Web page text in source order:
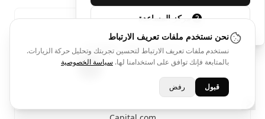
مركز المساعدة
نحن نستخدم ملفات تعريف الارتباط
نستخدم ملفات تعريف الارتباط لتحسين تجربتك وتحليل حركة الزيارات.
بالمتابعة فإنك توافق على استخدامنا لها. سياسة الخصوصية
قبول رفض